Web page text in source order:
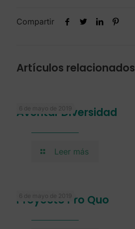
Compartir
Artículos relacionados
6 de mayo de 2019
Aventar Diversidad
Leer más
6 de mayo de 2019
Proyecto Pro Quo